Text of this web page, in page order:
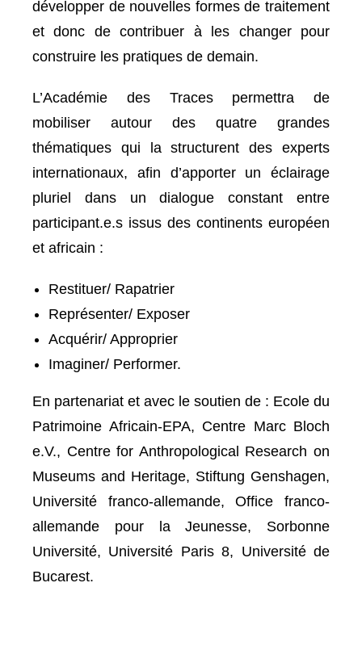
développer de nouvelles formes de traitement
et donc de contribuer à les changer pour
construire les pratiques de demain.
L’Académie des Traces permettra de
mobiliser autour des quatre grandes
thématiques qui la structurent des experts
internationaux, afin d’apporter un éclairage
pluriel dans un dialogue constant entre
participant.e.s issus des continents européen
et africain :
Restituer/ Rapatrier
Représenter/ Exposer
Acquérir/ Approprier
Imaginer/ Performer.
En partenariat et avec le soutien de : Ecole du
Patrimoine Africain-EPA, Centre Marc Bloch
e.V., Centre for Anthropological Research on
Museums and Heritage, Stiftung Genshagen,
Université franco-allemande, Office franco-
allemande pour la Jeunesse, Sorbonne
Université, Université Paris 8, Université de
Bucarest.